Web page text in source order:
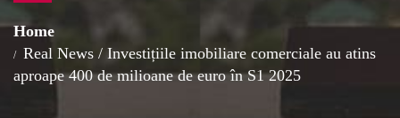
Home
Real News / Investițiile imobiliare comerciale au atins
aproape 400 de milioane de euro în S1 2025